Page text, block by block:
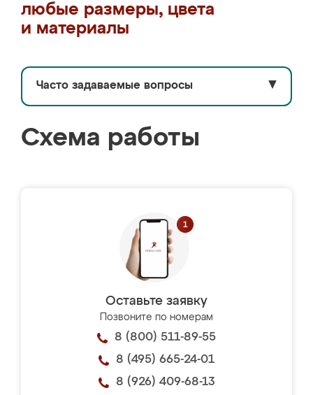
любые размеры, цвета
и материалы
Часто задаваемые вопросы ▼
Схема работы
Оставьте заявку
Позвоните по номерам
8 (800) 511-89-55
8 (495) 665-24-01
8 (926) 409-68-13